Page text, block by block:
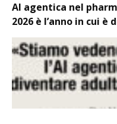
AI agentica nel
2026 è l’anno in cui